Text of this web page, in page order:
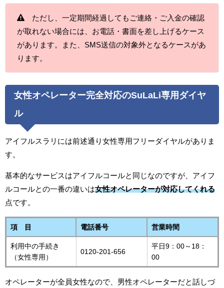
ただし、一定期間経過してもご連絡・ご入金の確認
が取れない場合には、お電話・書面を差し上げるケース
があります。また、SMS送信の対象外となるケースがあ
ります。
女性オペレーター完全対応のSuLaLi専用ダイヤ
ル
アイフルスラリには前述通り女性専用フリーダイヤルがありま
す。
基本的なサービスはアイフルコールと同じなのですが、アイフ
ルコールとの一番の違いは女性オペレーターが対応してくれる
点です。
項 目 電話番号 営業時間
利用中の手続き
（女性専用）
0120-201-656
平日9：00～18：
00
オペレーターが全員女性なので、男性オペレーターだと話しづ